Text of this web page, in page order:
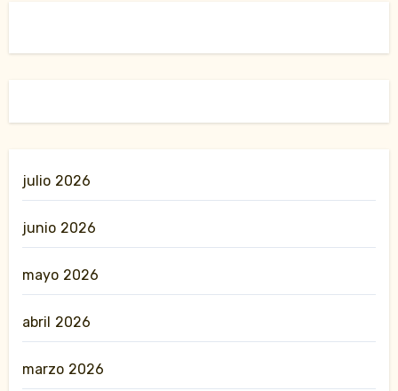
julio 2026
junio 2026
mayo 2026
abril 2026
marzo 2026